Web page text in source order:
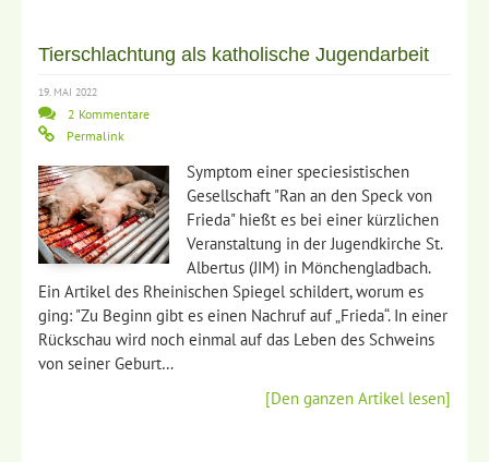
Tierschlachtung als katholische Jugendarbeit
19. MAI 2022
2 Kommentare
Permalink
Symptom einer speciesistischen
Gesellschaft "Ran an den Speck von
Frieda" hießt es bei einer kürzlichen
Veranstaltung in der Jugendkirche St.
Albertus (JIM) in Mönchengladbach.
Ein Artikel des Rheinischen Spiegel schildert, worum es
ging: "Zu Beginn gibt es einen Nachruf auf „Frieda“. In einer
Rückschau wird noch einmal auf das Leben des Schweins
von seiner Geburt…
[Den ganzen Artikel lesen]